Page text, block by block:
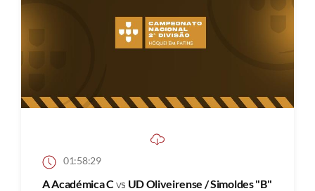
01:58:29
A Académica Cvs UD Oliveirense / Simoldes "B"